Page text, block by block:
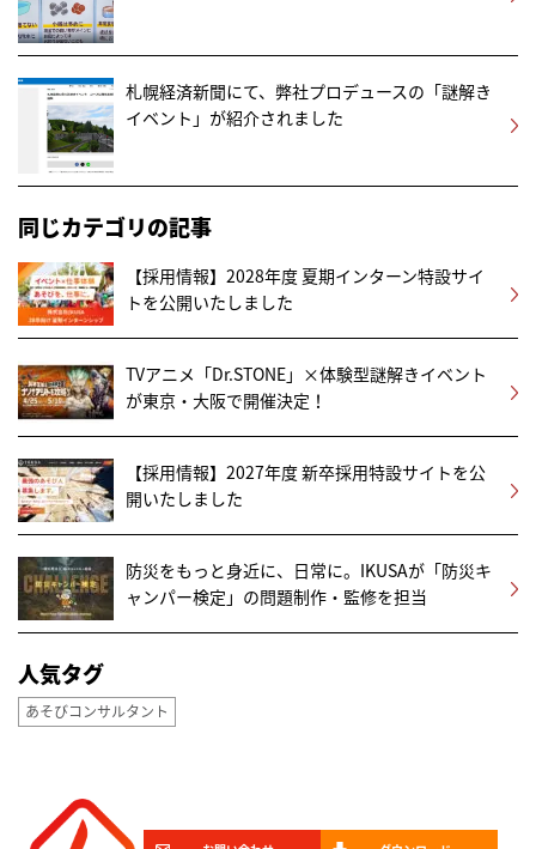
札幌経済新聞にて、弊社プロデュースの「謎解き
イベント」が紹介されました
同じカテゴリの記事
【採用情報】2028年度 夏期インターン特設サイ
トを公開いたしました
TVアニメ「Dr.STONE」×体験型謎解きイベント
が東京・大阪で開催決定！
【採用情報】2027年度 新卒採用特設サイトを公
開いたしました
防災をもっと身近に、日常に。IKUSAが「防災キ
ャンパー検定」の問題制作・監修を担当
人気タグ
あそびコンサルタント